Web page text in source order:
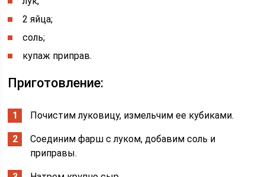
2 яйца;
соль;
купаж приправ.
Приготовление:
Почистим луковицу, измельчим ее кубиками.
Соединим фарш с луком, добавим соль и
приправы.